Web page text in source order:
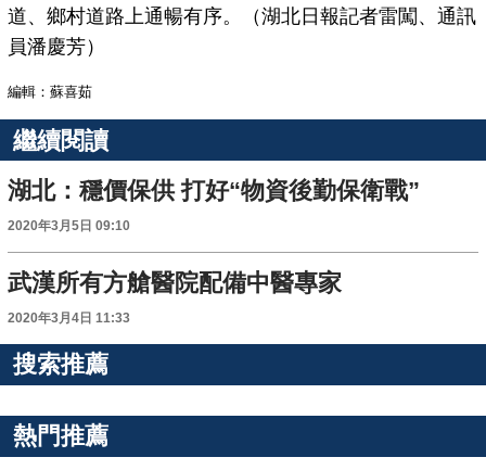
道、鄉村道路上通暢有序。（湖北日報記者雷闖、通訊
員潘慶芳）
編輯：蘇喜茹
繼續閱讀
湖北：穩價保供 打好“物資後勤保衛戰”
2020年3月5日 09:10
武漢所有方艙醫院配備中醫專家
2020年3月4日 11:33
搜索推薦
熱門推薦